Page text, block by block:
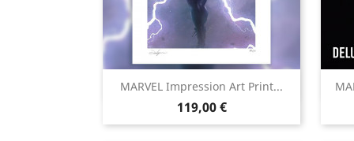
MARVEL Impression Art Print...
Prix
119,00 €
Aperçu rapide